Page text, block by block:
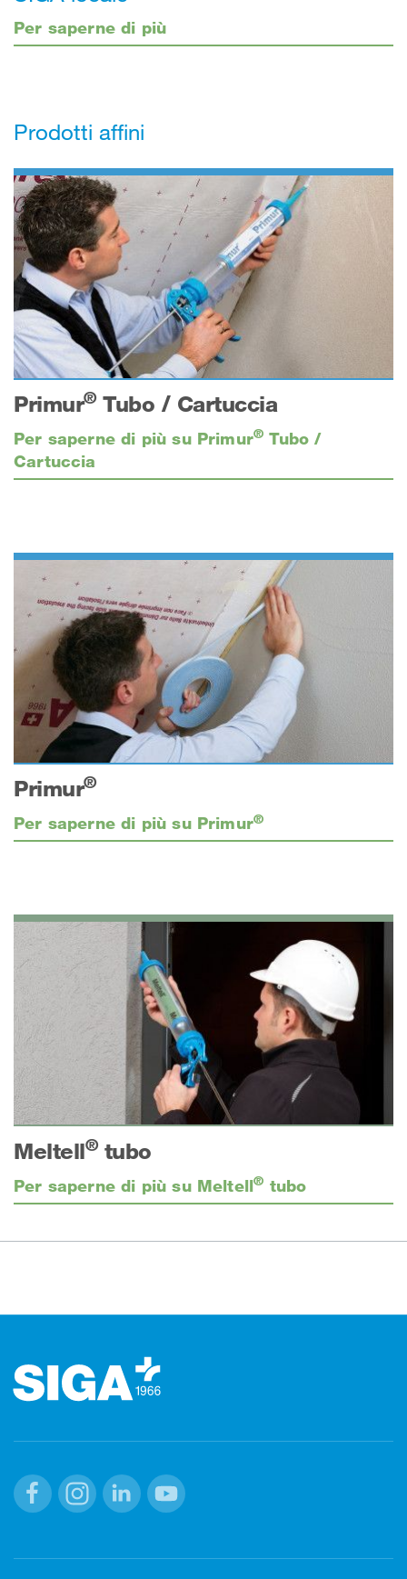
Per saperne di più
Prodotti affini
Primur®Tubo / Cartuccia
Per saperne di più su Primur® Tubo /
Cartuccia
Primur®
Per saperne di più su Primur®
Meltell®tubo
Per saperne di più su Meltell® tubo